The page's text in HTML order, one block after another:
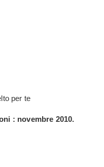
per te
: novembre 2010.